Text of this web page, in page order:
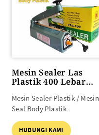
Mesin Sealer Las
Plastik 400 Lebar
Mesin Sealer Plastik / Mesin
Seal Body Plastik
HUBUNGI KAMI